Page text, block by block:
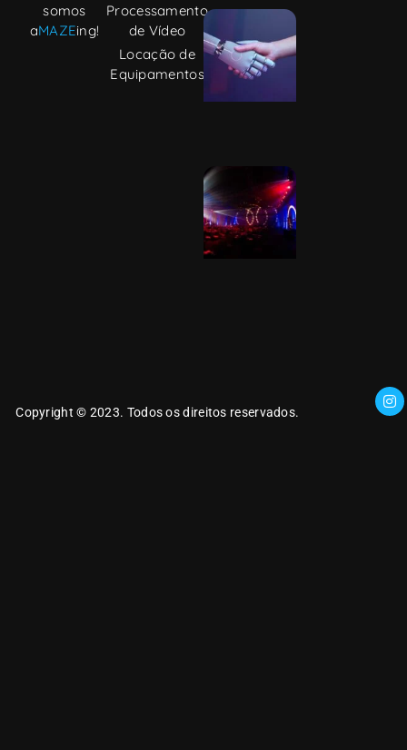
somos
aMAZEing!
Processamento
de Vídeo
Locação de
Equipamentos
Copyright © 2023. Todos os direitos reservados.